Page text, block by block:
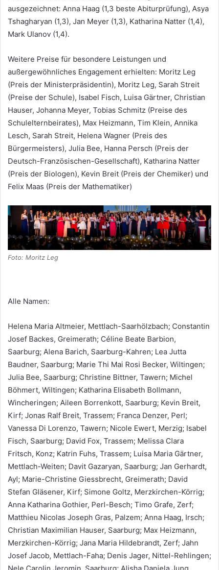
ausgezeichnet: Anna Haag (1,3 beste Abiturprüfung), Asya
Tshagharyan (1,3), Jan Meyer (1,3), Katharina Natter (1,4),
Mark Ulanov (1,4).
Weitere Preise für besondere Leistungen und
außergewöhnliches Engagement erhielten: Moritz Leg
(Preis der Ministerpräsidentin), Moritz Leg, Sarah Streit
(Preise der Schule), Isabel Fisch, Luisa Gärtner, Christian
Hauser, Johanna Meyer, Tobias Schmitz (Preise des
Schulelternbeirates), Max Heizmann, Tim Klein, Annika
Lesch, Sarah Streit, Helena Wagner (Preis des
Bürgermeisters), Julia Bee, Hanna Persch (Preis der
Deutsch-Französischen-Gesellschaft), Katharina Natter
(Preis der Biologen), Kevin Breit (Preis der Chemiker) und
Felix Maas (Preis der Mathematiker)
Foto: Moritz Leg
Alle Namen:
Helena Maria Altmeier, Mettlach-Saarhölzbach; Constantin
Josef Backes, Greimerath; Céline Beate Barbion,
Saarburg; Alena Barich, Saarburg-Kahren; Lea Jutta
Baudner, Saarburg; Marie Thi Mai Rosi Becker, Wiltingen;
Julia Bee, Saarburg; Christine Bittner, Tawern; Michel
Böhmert, Wiltingen; Katharina Elisabeth Bollmann,
Wincheringen; Aileen Borrenkott, Saarburg; Kevin Breit,
Kirf; Jonas Ralf Breit, Trassem; Franca Denzer, Perl;
Vanessa Di Lorenzo, Tawern; Nicole Ewert, Merzig; Isabel
Fisch, Saarburg; David Fox, Trassem; Melissa Clara
Fritsch, Konz; Katrin Fuhs, Trassem; Luisa Maria Gärtner,
Mettlach-Weiten; Davit Gazaryan, Saarburg; Jan Gerhardt,
Ayl; Marie-Christine Giessbrecht, Greimerath; David
Stefan Gläsener, Kirf; Simone Goltz, Merzkirchen-Körrig;
Anna Katharina Gothier, Perl-Besch; Timo Grafe, Zerf;
Matthieu Nicolas Joseph Gras, Palzem; Anna Haag, Irsch;
Christian Maximilian Hauser, Saarburg; Max Heizmann,
Merzkirchen-Körrig; Jana Maria Hildebrandt, Zerf; Jahn
Josef Jacob, Mettlach-Faha; Denis Jager, Nittel-Rehlingen;